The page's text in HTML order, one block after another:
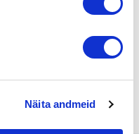
Näita andmeid